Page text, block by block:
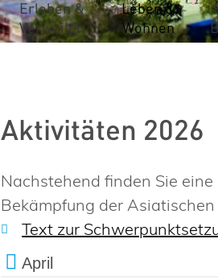
Erleben &
Verweilen
Leben &
Wohnen
Aktivitäten 2026
Nachstehend finden Sie
Bekämpfung der
Text zur
April